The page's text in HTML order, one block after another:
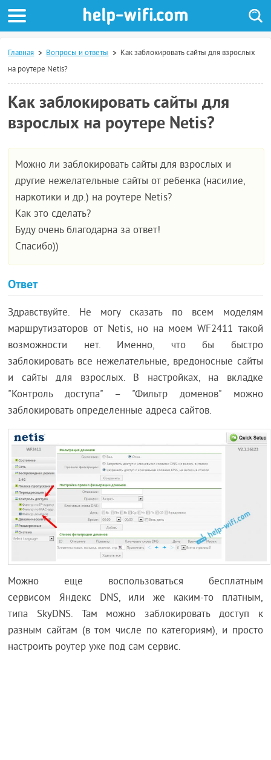
Главная Вопросы и ответы
Как заблокировать сайты для взрослых
на роутере Netis?
Как заблокировать сайты для
взрослых на роутере Netis?
Можно ли заблокировать сайты для взрослых и
другие нежелательные сайты от ребенка (насилие,
наркотики и др.) на роутере Netis?
Как это сделать?
Буду очень благодарна за ответ!
Спасибо))
Ответ
Здравствуйте. Не могу сказать по всем моделям
маршрутизаторов от Netis, но на моем WF2411 такой
возможности нет. Именно, что бы быстро
заблокировать все нежелательные, вредоносные сайты
и сайты для взрослых. В настройках, на вкладке
"Контроль доступа" – "Фильтр доменов" можно
заблокировать определенные адреса сайтов.
Можно еще воспользоваться бесплатным
сервисом Яндекс DNS, или же каким-то платным,
типа SkyDNS. Там можно заблокировать доступ к
разным сайтам (в том числе по категориям), и просто
настроить роутер уже под сам сервис.